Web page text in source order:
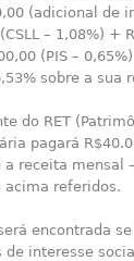
(adicional de
– 1,08%) +
(PIS –
sobre a sua
do RET
pagará
receita mensal
referidos.
encontrada
interesse